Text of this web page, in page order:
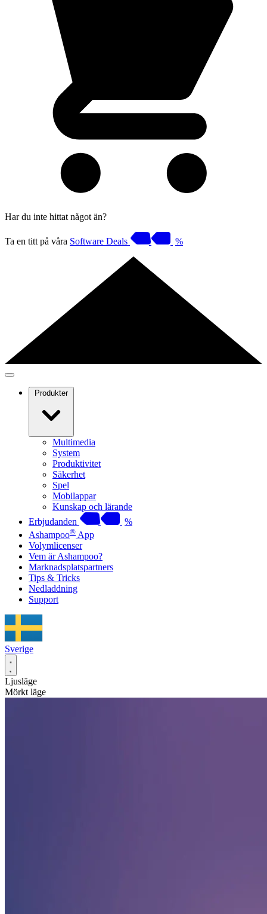
Har du inte hittat något än?
Ta en titt på våra Software Deals %
Produkter
Multimedia
System
Produktivitet
Säkerhet
Spel
Mobilappar
Kunskap och lärande
Erbjudanden
%
Ashampoo® App
Volymlicenser
Vem är Ashampoo?
Marknadsplatspartners
Tips & Tricks
Nedladdning
Support
Sverige
Ljusläge
Mörkt läge